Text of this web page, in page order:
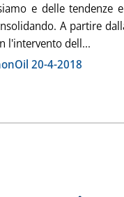
e delle tendenze
A partire
l'intervento dell...
20-4-2018